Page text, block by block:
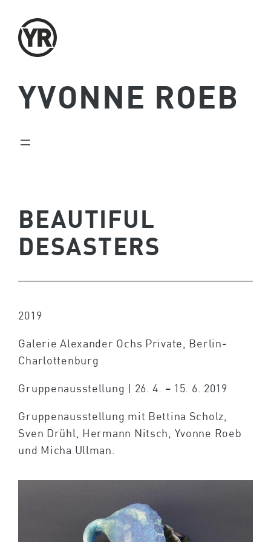
Inhalt
springen
YVONNE ROEB
BEAUTIFUL
DESASTERS
2019
Galerie Alexander Ochs Private, Berlin-
Charlottenburg
Gruppenausstellung | 26. 4. – 15. 6. 2019
Gruppenausstellung mit Bettina Scholz,
Sven Drühl, Hermann Nitsch, Yvonne Roeb
und Micha Ullman.